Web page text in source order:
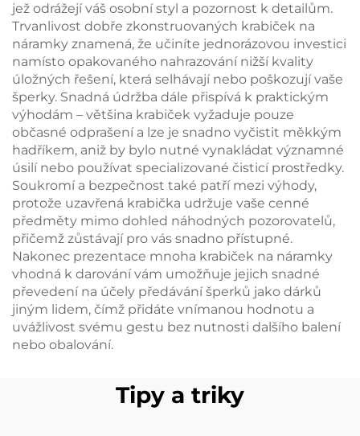
jež odrážejí váš osobní styl a pozornost k detailům.
Trvanlivost dobře zkonstruovaných krabiček na
náramky znamená, že učiníte jednorázovou investici
namísto opakovaného nahrazování nižší kvality
úložných řešení, která selhávají nebo poškozují vaše
šperky. Snadná údržba dále přispívá k praktickým
výhodám – většina krabiček vyžaduje pouze
občasné odprašení a lze je snadno vyčistit měkkým
hadříkem, aniž by bylo nutné vynakládat významné
úsilí nebo používat specializované čisticí prostředky.
Soukromí a bezpečnost také patří mezi výhody,
protože uzavřená krabička udržuje vaše cenné
předměty mimo dohled náhodných pozorovatelů,
přičemž zůstávají pro vás snadno přístupné.
Nakonec prezentace mnoha krabiček na náramky
vhodná k darování vám umožňuje jejich snadné
převedení na účely předávání šperků jako dárků
jiným lidem, čímž přidáte vnímanou hodnotu a
uvážlivost svému gestu bez nutnosti dalšího balení
nebo obalování.
Tipy a triky